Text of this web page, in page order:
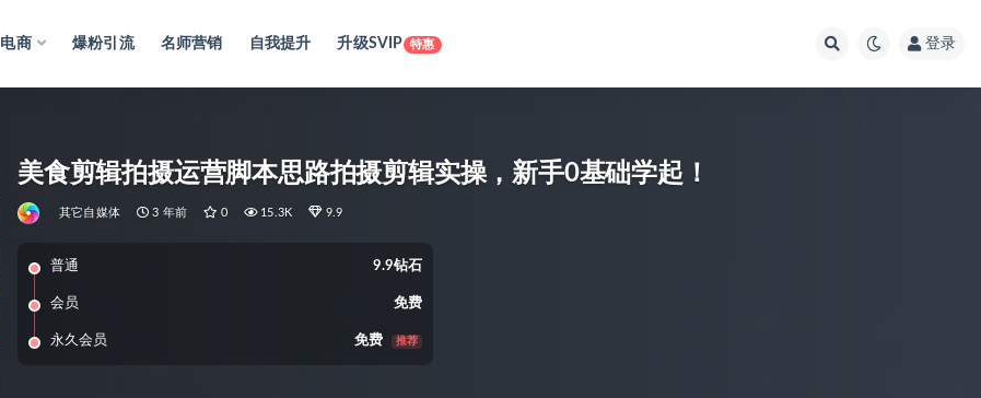
电商 爆粉引流 名师营销 自我提升 升级SVIP 特惠 登录
美食剪辑拍摄运营脚本思路拍摄剪辑实操，新手0基础学起！
其它自媒体 3 年前 0 15.3K 9.9
普通 9.9钻石
会员 免费
永久会员 免费 推荐